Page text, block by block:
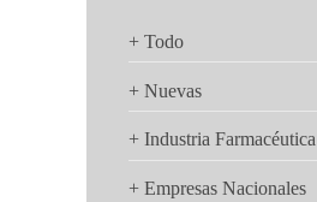
+ Todo
+ Nuevas
+ Industria Farmacéutica
+ Empresas Nacionales